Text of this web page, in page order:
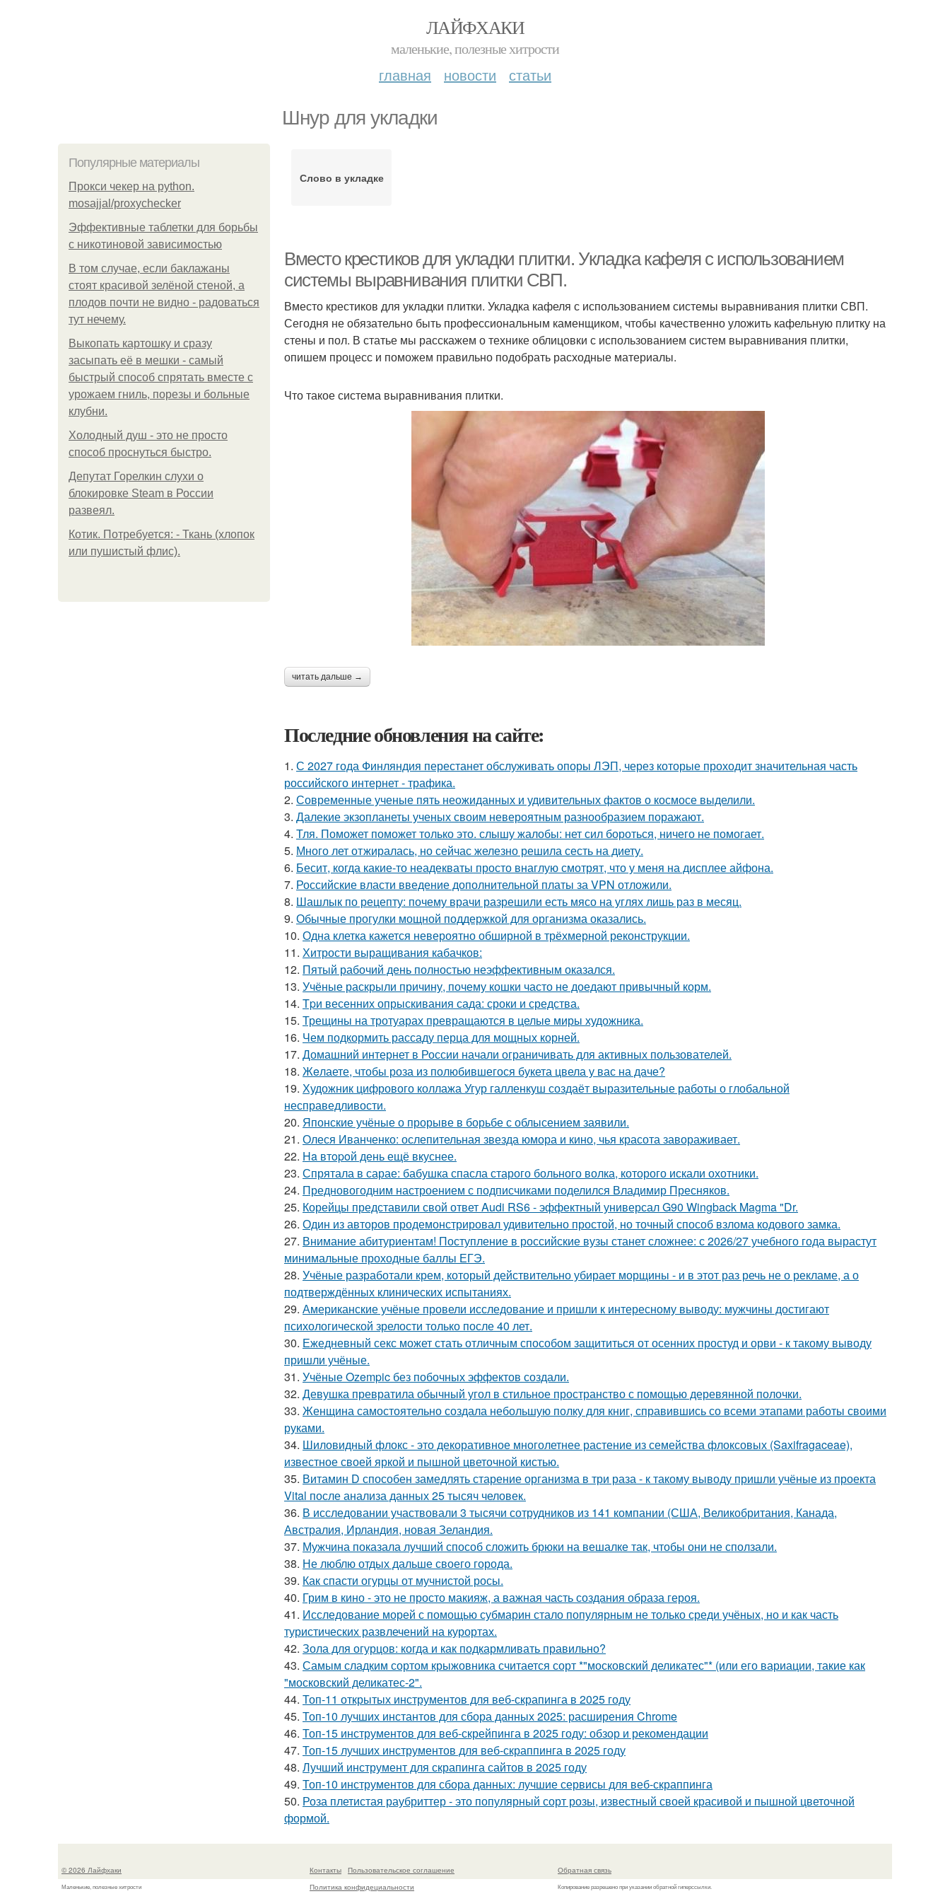
ЛАЙФХАКИ
маленькие, полезные хитрости
главная новости статьи
Шнур для укладки
Популярные материалы
Прокси чекер на python.
mosajjal/proxychecker
Эффективные таблетки для борьбы
с никотиновой зависимостью
В том случае, если баклажаны
стоят красивой зелёной стеной, а
плодов почти не видно - радоваться
тут нечему.
Выкопать картошку и сразу
засыпать её в мешки - самый
быстрый способ спрятать вместе с
урожаем гниль, порезы и больные
клубни.
Холодный душ - это не просто
способ проснуться быстро.
Депутат Горелкин слухи о
блокировке Steam в России
развеял.
Котик. Потребуется: - Ткань (хлопок
или пушистый флис).
Слово в укладке
Вместо крестиков для укладки плитки. Укладка кафеля с использованием
системы выравнивания плитки СВП.
Вместо крестиков для укладки плитки. Укладка кафеля с использованием системы выравнивания плитки СВП.
Сегодня не обязательно быть профессиональным каменщиком, чтобы качественно уложить кафельную плитку на
стены и пол. В статье мы расскажем о технике облицовки с использованием систем выравнивания плитки,
опишем процесс и поможем правильно подобрать расходные материалы.
Что такое система выравнивания плитки.
читать дальше →
Последние обновления на сайте:
1. С 2027 года Финляндия перестанет обслуживать опоры ЛЭП, через которые проходит значительная часть
российского интернет - трафика.
2. Современные ученые пять неожиданных и удивительных фактов о космосе выделили.
3. Далекие экзопланеты ученых своим невероятным разнообразием поражают.
4. Тля. Поможет поможет только это. слышу жалобы: нет сил бороться, ничего не помогает.
5. Много лет отжиралась, но сейчас железно решила сесть на диету.
6. Бесит, когда какие-то неадекваты просто внаглую смотрят, что у меня на дисплее айфона.
7. Российские власти введение дополнительной платы за VPN отложили.
8. Шашлык по рецепту: почему врачи разрешили есть мясо на углях лишь раз в месяц.
9. Обычные прогулки мощной поддержкой для организма оказались.
10. Одна клетка кажется невероятно обширной в трёхмерной реконструкции.
11. Хитрости выращивания кабачков:
12. Пятый рабочий день полностью неэффективным оказался.
13. Учёные раскрыли причину, почему кошки часто не доедают привычный корм.
14. Tpи весенних опрыскивания сада: сроки и средства.
15. Трещины на тротуарах превращаются в целые миры художника.
16. Чем подкормить рассаду перца для мощных корней.
17. Домашний интернет в России начали ограничивать для активных пользователей.
18. Жeлаете, чтобы роза из полюбившегося букета цвела у вас на даче?
19. Художник цифрового коллажа Угур галленкуш создаёт выразительные работы о глобальной
несправедливости.
20. Японские учёные о прорыве в борьбе с облысением заявили.
21. Олеся Иванченко: ослепительная звезда юмора и кино, чья красота завораживает.
22. Ha втopoй день ещё вкуснее.
23. Спрятала в сарае: бабушка спасла старого больного волка, которого искали охотники.
24. Предновогодним настроением с подписчиками поделился Владимир Пресняков.
25. Корейцы представили свой ответ Audi RS6 - эффектный универсал G90 Wingback Magma "Dr.
26. Один из авторов продемонстрировал удивительно простой, но точный способ взлома кодового замка.
27. Внимание абитуриентам! Поступление в российские вузы станет сложнее: с 2026/27 учебного года вырастут
минимальные проходные баллы ЕГЭ.
28. Учёные разработали крем, который действительно убирает морщины - и в этот раз речь не о рекламе, а о
подтверждённых клинических испытаниях.
29. Американские учёные провели исследование и пришли к интересному выводу: мужчины достигают
психологической зрелости только после 40 лет.
30. Ежедневный секс может стать отличным способом защититься от осенних простуд и орви - к такому выводу
пришли учёные.
31. Учёные Ozempic без побочных эффектов создали.
32. Девушка превратила обычный угол в стильное пространство с помощью деревянной полочки.
33. Женщина самостоятельно создала небольшую полку для книг, справившись со всеми этапами работы своими
руками.
34. Шиловидный флокс - это декоративное многолетнее растение из семейства флоксовых (Saxifragaceae),
известное своей яркой и пышной цветочной кистью.
35. Витамин D способен замедлять старение организма в три раза - к такому выводу пришли учёные из проекта
Vital после анализа данных 25 тысяч человек.
36. В исследовании участвовали 3 тысячи сотрудников из 141 компании (США, Великобритания, Канада,
Австралия, Ирландия, новая Зеландия.
37. Мужчина показала лучший способ сложить брюки на вешалке так, чтобы они не сползали.
38. Не люблю отдых дальше своего города.
39. Как спасти огурцы от мучнистой росы.
40. Грим в кино - это не просто макияж, а важная часть создания образа героя.
41. Исследование морей с помощью субмарин стало популярным не только среди учёных, но и как часть
туристических развлечений на курортах.
42. Зола для огурцов: когда и как подкармливать правильно?
43. Самым сладким сортом крыжовника считается сорт *"московский деликатес"* (или его вариации, такие как
"московский деликатес-2".
44. Топ-11 открытых инструментов для веб-скрапинга в 2025 году
45. Топ-10 лучших инстантов для сбора данных 2025: расширения Chrome
46. Топ-15 инструментов для веб-скрейпинга в 2025 году: обзор и рекомендации
47. Топ-15 лучших инструментов для веб-скраппинга в 2025 году
48. Лучший инструмент для скрапинга сайтов в 2025 году
49. Топ-10 инструментов для сбора данных: лучшие сервисы для веб-скраппинга
50. Роза плетистая раубриттер - это популярный сорт розы, известный своей красивой и пышной цветочной
формой.
© 2026 Лайфхаки
Маленькие, полезные хитрости
Контакты
Пользовательское соглашение
Политика конфидециальности
Обратная связь
Копирование разрешено при указании обратной гиперссылки.